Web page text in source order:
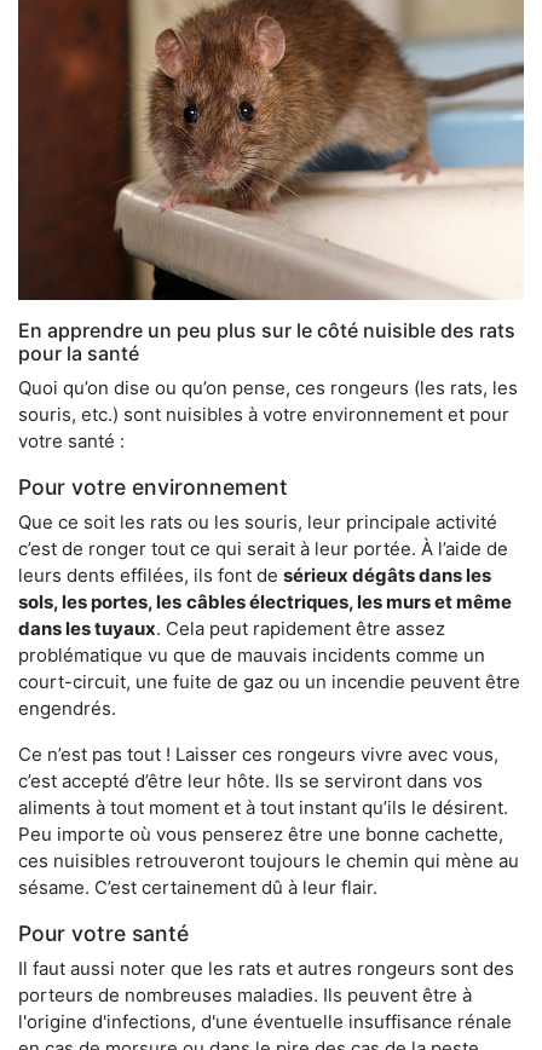
En apprendre un peu plus sur le côté nuisible des rats
pour la santé
Quoi qu’on dise ou qu’on pense, ces rongeurs (les rats, les
souris, etc.) sont nuisibles à votre environnement et pour
votre santé :
Pour votre environnement
Que ce soit les rats ou les souris, leur principale activité
c’est de ronger tout ce qui serait à leur portée. À l’aide de
leurs dents effilées, ils font de sérieux dégâts dans les
sols, les portes, les câbles électriques, les murs et même
dans les tuyaux. Cela peut rapidement être assez
problématique vu que de mauvais incidents comme un
court-circuit, une fuite de gaz ou un incendie peuvent être
engendrés.
Ce n’est pas tout ! Laisser ces rongeurs vivre avec vous,
c’est accepté d’être leur hôte. Ils se serviront dans vos
aliments à tout moment et à tout instant qu’ils le désirent.
Peu importe où vous penserez être une bonne cachette,
ces nuisibles retrouveront toujours le chemin qui mène au
sésame. C’est certainement dû à leur flair.
Pour votre santé
Il faut aussi noter que les rats et autres rongeurs sont des
porteurs de nombreuses maladies. Ils peuvent être à
l'origine d'infections, d'une éventuelle insuffisance rénale